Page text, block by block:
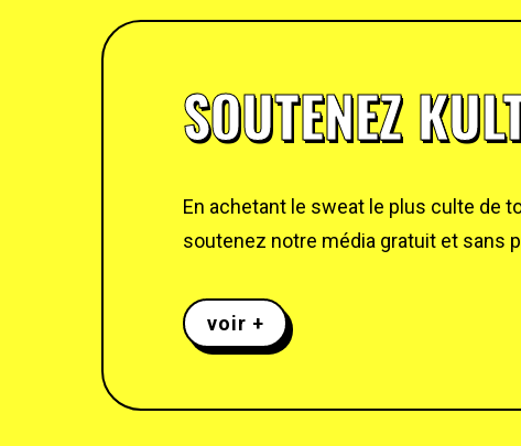
SOUTENEZ
En achetant le sweat le plus culte de
soutenez notre média gratuit et sans
voir +